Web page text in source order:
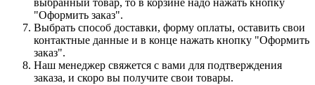
выбранный товар, то в корзине надо нажать кнопку
"Оформить заказ".
Выбрать способ доставки, форму оплаты, оставить свои
контактные данные и в конце нажать кнопку "Оформить
заказ".
Наш менеджер свяжется с вами для подтверждения
заказа, и скоро вы получите свои товары.